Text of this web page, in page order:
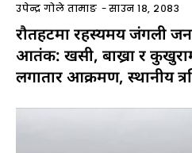
उपेन्द्र गोले तामाङ -साउन १८, २०८३
रौतहटमा रहस्यमय जंगली
आतंक: खसी, बाख्रा र
लगातार आक्रमण, स्थानीय